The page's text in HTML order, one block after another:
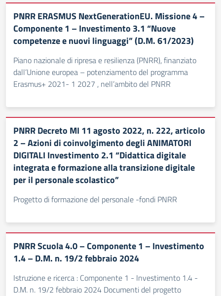
PNRR ERASMUS NextGenerationEU. Missione 4 –
Componente 1 – Investimento 3.1 “Nuove
competenze e nuovi linguaggi” (D.M. 61/2023)
Piano nazionale di ripresa e resilienza (PNRR), finanziato
dall’Unione europea – potenziamento del programma
Erasmus+ 2021- 1 2027 , nell’ambito del PNRR
PNRR Decreto MI 11 agosto 2022, n. 222, articolo
2 – Azioni di coinvolgimento degli ANIMATORI
DIGITALI Investimento 2.1 “Didattica digitale
integrata e formazione alla transizione digitale
per il personale scolastico”
Progetto di formazione del personale -fondi PNRR
PNRR Scuola 4.0 – Componente 1 – Investimento
1.4 – D.M. n. 19/2 febbraio 2024
Istruzione e ricerca : Componente 1 - Investimento 1.4 -
D.M. n. 19/2 febbraio 2024 Documenti del progetto